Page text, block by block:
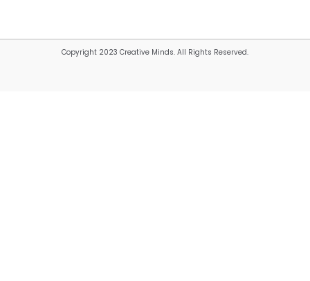
Copyright 2023 Creative Minds. All Rights Reserved.